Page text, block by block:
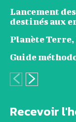
Lancement
destinés aux
Planète Terre,
Guide
Recevoir